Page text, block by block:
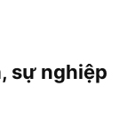
sự nghiệp